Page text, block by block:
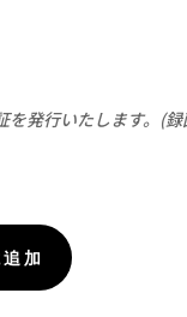
を発行いたします。(
加